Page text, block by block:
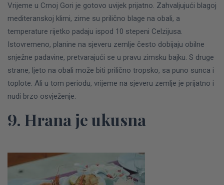
Vrijeme u Crnoj Gori je gotovo uvijek prijatno. Zahvaljujući blagoj
mediteranskoj klimi, zime su prilično blage na obali, a
temperature rijetko padaju ispod 10 stepeni Celzijusa.
Istovremeno, planine na sjeveru zemlje često dobijaju obilne
snježne padavine, pretvarajući se u pravu zimsku bajku. S druge
strane, ljeto na obali može biti prilično tropsko, sa puno sunca i
toplote. Ali u tom periodu, vrijeme na sjeveru zemlje je prijatno i
nudi brzo osvježenje.
9. Hrana je ukusna